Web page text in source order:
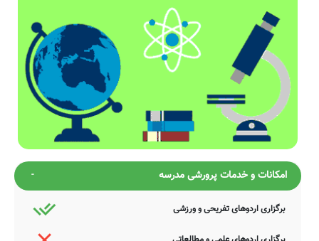
امکانات و خدمات پرورشی مدرسه
برگزاری اردوهای تفریحی و ورزشی